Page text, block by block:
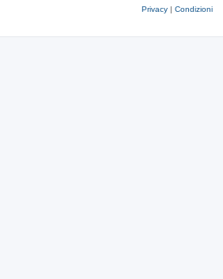
Privacy | Condizioni